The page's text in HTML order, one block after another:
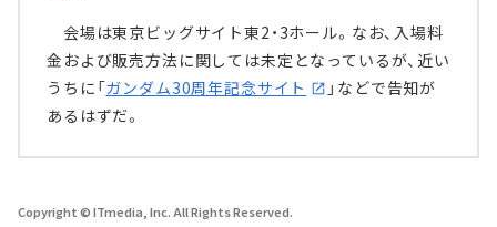
会場は東京ビッグサイト東2・3ホール。なお、入場料
金および販売方法に関しては未定となっているが、近い
うちに「ガンダム30周年記念サイト
」などで告知が
あるはずだ。
Copyright © ITmedia, Inc. All Rights Reserved.